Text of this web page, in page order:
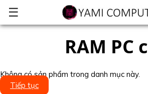
☰
RAM PC
Không có sản phẩm trong danh mục này.
Tiếp tục